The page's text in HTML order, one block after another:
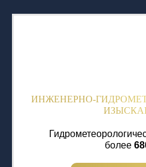
ИНЖЕНЕРНО-
более